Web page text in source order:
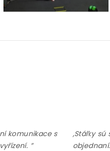
komunikace s
”
,Stálky sú